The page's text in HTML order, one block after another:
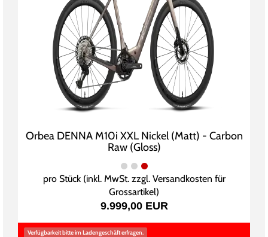
Orbea DENNA M10i XXL Nickel (Matt) - Carbon
Raw (Gloss)
pro Stück (inkl. MwSt. zzgl. Versandkosten für
Grossartikel)
9.999,00 EUR
Verfügbarkeit bitte im Ladengeschäft erfragen.